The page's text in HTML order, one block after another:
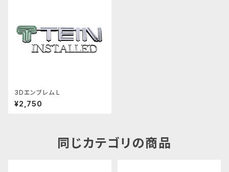
3Dエンブレム L
¥2,750
同じカテゴリの商品